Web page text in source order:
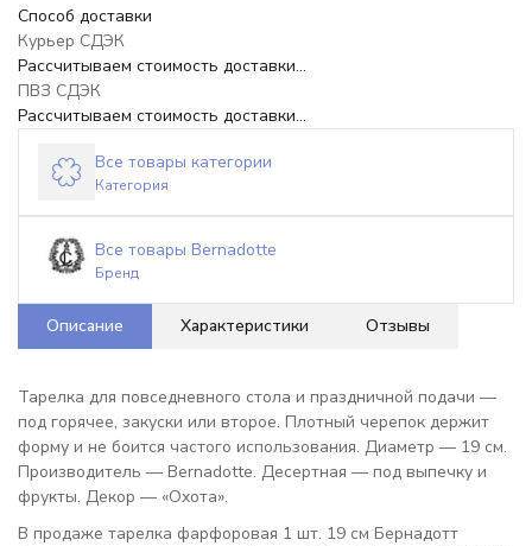
Способ доставки
Курьер СДЭК
Рассчитываем стоимость доставки...
ПВЗ СДЭК
Рассчитываем стоимость доставки...
Все товары категории
Категория
Все товары Bernadotte
Бренд
Описание Характеристики Отзывы
Тарелка для повседневного стола и праздничной подачи —
под горячее, закуски или второе. Плотный черепок держит
форму и не боится частого использования. Диаметр — 19 см.
Производитель — Bernadotte. Десертная — под выпечку и
фрукты. Декор — «Охота».
В продаже тарелка фарфоровая 1 шт. 19 см Бернадотт